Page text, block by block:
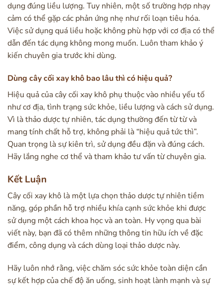
dụng đúng liều lượng. Tuy nhiên, một số trường hợp nhạy
cảm có thể gặp các phản ứng nhẹ như rối loạn tiêu hóa.
Việc sử dụng quá liều hoặc không phù hợp với cơ địa có thể
dẫn đến tác dụng không mong muốn. Luôn tham khảo ý
kiến chuyên gia trước khi dùng.
Dùng cây cối xay khô bao lâu thì có hiệu quả?
Hiệu quả của cây cối xay khô phụ thuộc vào nhiều yếu tố
như cơ địa, tình trạng sức khỏe, liều lượng và cách sử dụng.
Vì là thảo dược tự nhiên, tác dụng thường đến từ từ và
mang tính chất hỗ trợ, không phải là “hiệu quả tức thì”.
Quan trọng là sự kiên trì, sử dụng đều đặn và đúng cách.
Hãy lắng nghe cơ thể và tham khảo tư vấn từ chuyên gia.
Kết Luận
Cây cối xay khô là một lựa chọn thảo dược tự nhiên tiềm
năng, góp phần hỗ trợ nhiều khía cạnh sức khỏe khi được
sử dụng một cách khoa học và an toàn. Hy vọng qua bài
viết này, bạn đã có thêm những thông tin hữu ích về đặc
điểm, công dụng và cách dùng loại thảo dược này.
Hãy luôn nhớ rằng, việc chăm sóc sức khỏe toàn diện cần
sự kết hợp của chế độ ăn uống, sinh hoạt lành mạnh và sự